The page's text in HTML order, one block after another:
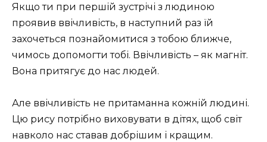
Якщо ти при першій зустрічі з людиною
проявив ввічливість, в наступний раз їй
захочеться познайомитися з тобою ближче,
чимось допомогти тобі. Ввічливість – як магніт.
Вона притягує до нас людей.
Але ввічливість не притаманна кожній людині.
Цю рису потрібно виховувати в дітях, щоб світ
навколо нас ставав добрішим і кращим.